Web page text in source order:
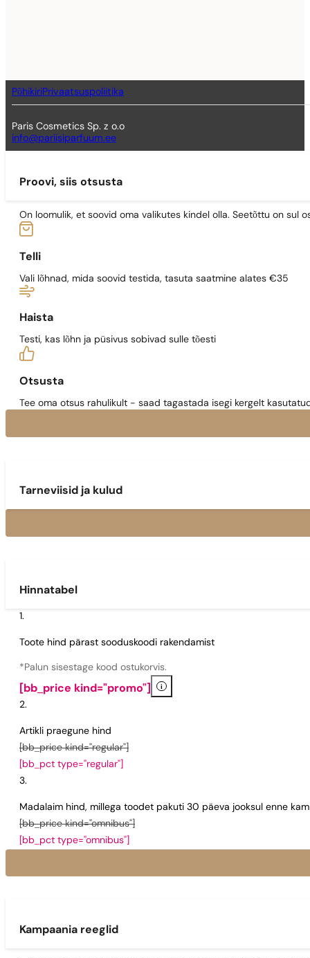
PõhikiriPrivaatsuspoliitika
Paris Cosmetics Sp. z o.o
info@pariisiparfuum.ee
Proovi, siis otsusta
On loomulik, et soovid oma valikutes kindel olla. Seetõttu on sul
Telli
Vali lõhnad, mida soovid testida, tasuta saatmine alates €35
Haista
Testi, kas lõhn ja püsivus sobivad sulle tõesti
Otsusta
Tee oma otsus rahulikult - saad tagastada isegi kergelt
Tarneviisid ja kulud
Hinnatabel
Toote hind pärast sooduskoodi rakendamist
*Palun sisestage kood ostukorvis.
[bb_price kind="promo"] i
Artikli praegune hind
[bb_price kind="regular"]
[bb_pct type="regular"]
Madalaim hind, millega toodet pakuti 30 päeva jooksul enne
[bb_price kind="omnibus"]
[bb_pct type="omnibus"]
Kampaania reeglid